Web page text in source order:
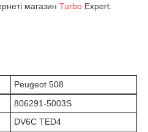
магазин Turbo Expert.
Peugeot 508
806291-5003S
DV6C TED4